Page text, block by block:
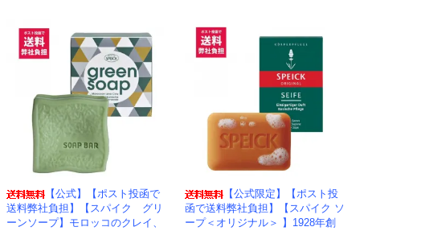
【公式】【ポスト投函で
送料弊社負担】【スパイク グリ
ーンソープ】モロッコのクレイ、
【公式限定】【ポスト投
函で送料弊社負担】【スパイク ソ
ープ＜オリジナル＞ 】1928年創